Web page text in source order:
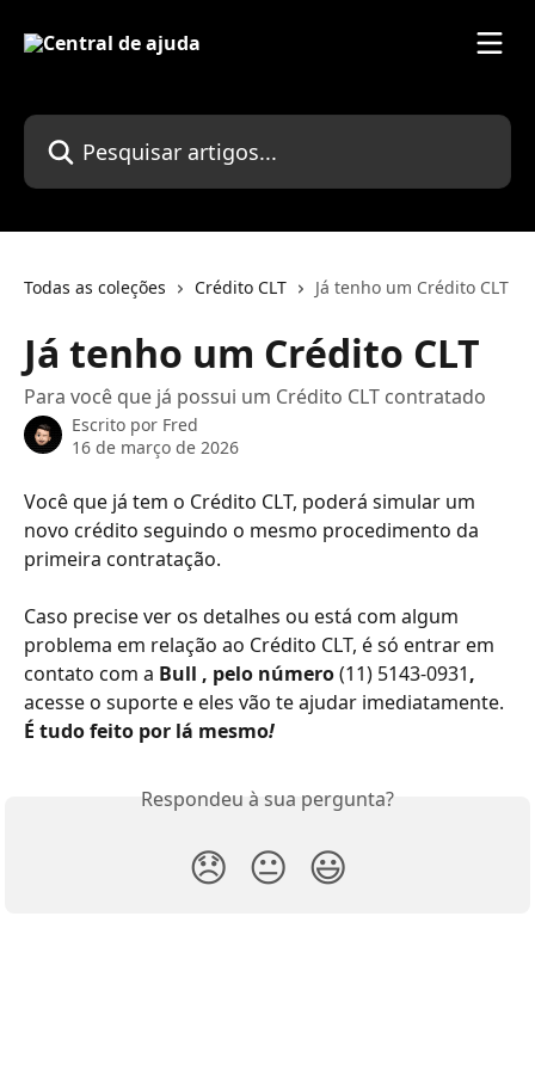
Pesquisar artigos...
Todas as coleções Crédito CLT Já tenho um Crédito CLT
Já tenho um Crédito CLT
Para você que já possui um Crédito CLT contratado
Escrito por Fred
16 de março de 2026
Você que já tem o Crédito CLT, poderá simular um
novo crédito seguindo o mesmo procedimento da
primeira contratação.
Caso precise ver os detalhes ou está com algum
problema em relação ao Crédito CLT, é só entrar em
contato com a Bull , pelo número (11) 5143-0931,
acesse o suporte e eles vão te ajudar imediatamente.
É tudo feito por lá mesmo!
Respondeu à sua pergunta?
😞 😐 😃